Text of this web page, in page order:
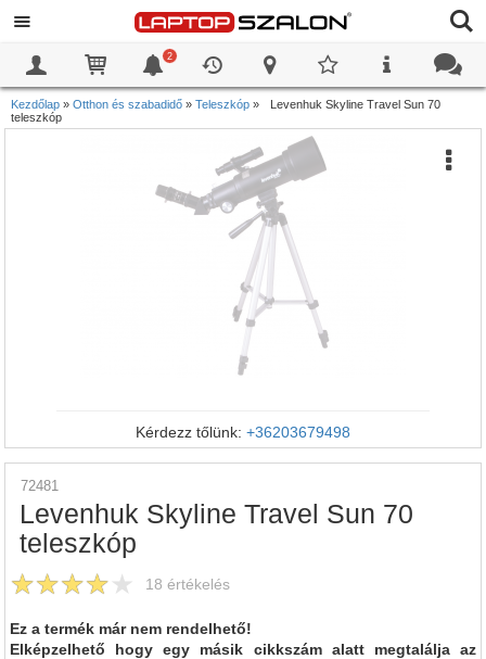
2
Kezdőlap » Otthon és szabadidő » Teleszkóp »
Levenhuk Skyline Travel Sun 70
teleszkóp
Kérdezz tőlünk: +36203679498
72481
Levenhuk Skyline Travel Sun 70
teleszkóp
18 értékelés
Ez a termék már nem rendelhető!
Elképzelhető hogy egy másik cikkszám alatt megtalálja az
0
0